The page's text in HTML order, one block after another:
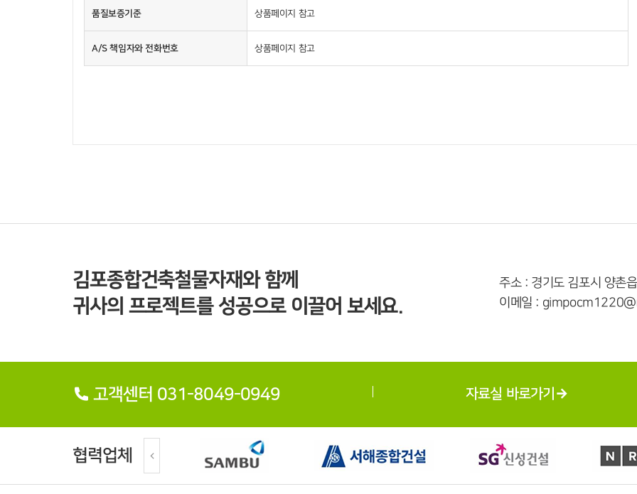
품질보증기준 상품페이지 참고
A/S 책임자와 전화번호 상품페이지 참고
김포종합건축철물자재와 함께
귀사의 프로젝트를 성공으로 이끌어 보세요.
주소 : 경기도 김포시 양촌
이메일 :
고객센터 031-8049-0949 자료실 바로가기
협력업체